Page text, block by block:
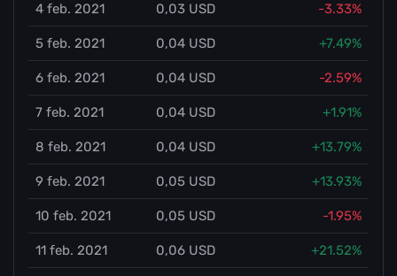
4 feb. 2021 0,03 USD -3.33%
5 feb. 2021 0,04 USD +7.49%
6 feb. 2021 0,04 USD -2.59%
7 feb. 2021 0,04 USD +1.91%
8 feb. 2021 0,04 USD +13.79%
9 feb. 2021 0,05 USD +13.93%
10 feb. 2021 0,05 USD -1.95%
11 feb. 2021 0,06 USD +21.52%